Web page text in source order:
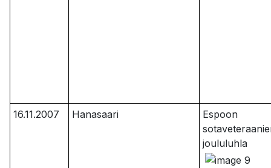
16.11.2007 Hanasaari
Espoon
joululuhla